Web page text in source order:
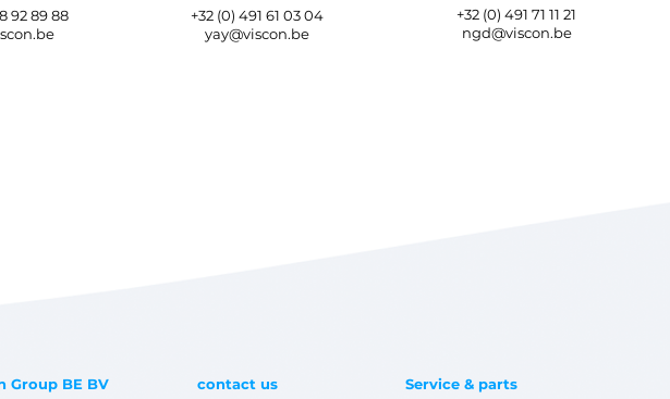
92 89 88
+32 (0) 491 61 03 04
yay@viscon.be
+32 (0) 491 71 11 21
ngd@viscon.be
Group BE BV contact us Service & parts